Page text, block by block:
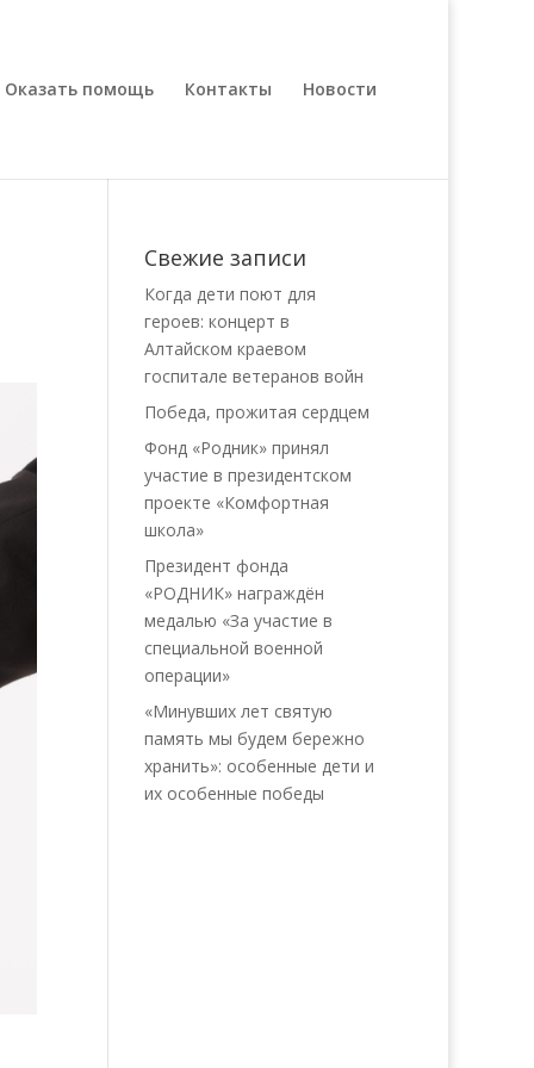
Оказать помощь Контакты Новости
Свежие записи
Когда дети поют для
героев: концерт в
Алтайском краевом
госпитале ветеранов войн
Победа, прожитая сердцем
Фонд «Родник» принял
участие в президентском
проекте «Комфортная
школа»
Президент фонда
«РОДНИК» награждён
медалью «За участие в
специальной военной
операции»
«Минувших лет святую
память мы будем бережно
хранить»: особенные дети и
их особенные победы